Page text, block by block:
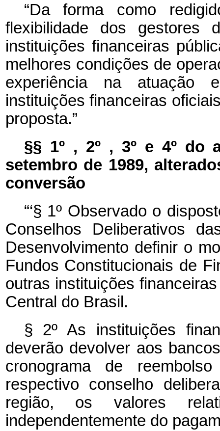
“Da forma como
flexibilidade dos gestores
instituições financeiras
melhores condições de
experiência na atuação
instituições financeiras
proposta.”
§§ 1º , 2º , 3º e 4º do
setembro de 1989,
conversão
“‘§ 1º Observado o
Conselhos Deliberativos
Desenvolvimento definir o
Fundos Constitucionais de
outras instituições
Central do Brasil.
§ 2º As instituições
deverão devolver aos
cronograma de
respectivo conselho
região, os valores
independentemente do